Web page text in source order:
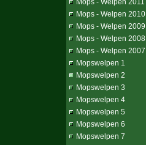
Mops - Welpen 2011
Mops - Welpen 2010
Mops - Welpen 2009
Mops - Welpen 2008
Mops - Welpen 2007
Mopswelpen 1
Mopswelpen 2
Mopswelpen 3
Mopswelpen 4
Mopswelpen 5
Mopswelpen 6
Mopswelpen 7